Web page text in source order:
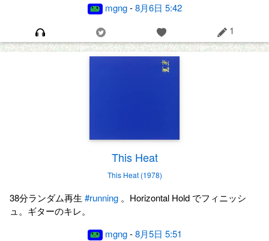
mgng-8月6日 5:42
1
This Heat
This Heat (1978)
38分ランダム再生 #running 。Horizontal Hold でフィニッシ
ュ。ギターのキレ。
mgng-8月5日 5:51